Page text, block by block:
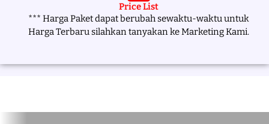
Price List
*** Harga Paket dapat berubah sewaktu-waktu untuk
Harga Terbaru silahkan tanyakan ke Marketing Kami.